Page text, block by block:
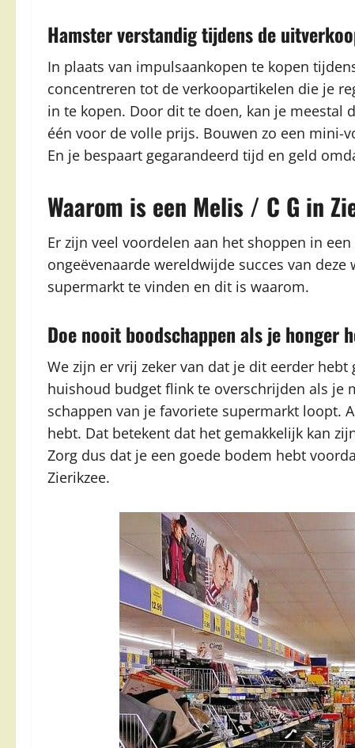
Hamster verstandig tijdens de
In plaats van impulsaankopen te kopen
concentreren tot de verkoopartikelen die je
in te kopen. Door dit te doen, kan je meestal
één voor de volle prijs. Bouwen zo een mini-
En je bespaart gegarandeerd tijd en geld
Waarom is een Melis / C G in
Er zijn veel voordelen aan het shoppen in
ongeëvenaarde wereldwijde succes van
supermarkt te vinden en dit is waarom.
Doe nooit boodschappen als je honger
We zijn er vrij zeker van dat je dit eerder
huishoud budget flink te overschrijden als je
schappen van je favoriete supermarkt loopt.
hebt. Dat betekent dat het gemakkelijk kan
Zorg dus dat je een goede bodem hebt
Zierikzee.